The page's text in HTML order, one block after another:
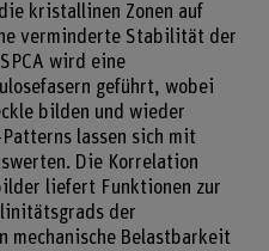
kristallinen Zonen auf
verminderte Stabilität der
wird eine
geführt, wobei
bilden und wieder
lassen sich mit
Die Korrelation
liefert Funktionen zur
der
mechanische Belastbarkeit